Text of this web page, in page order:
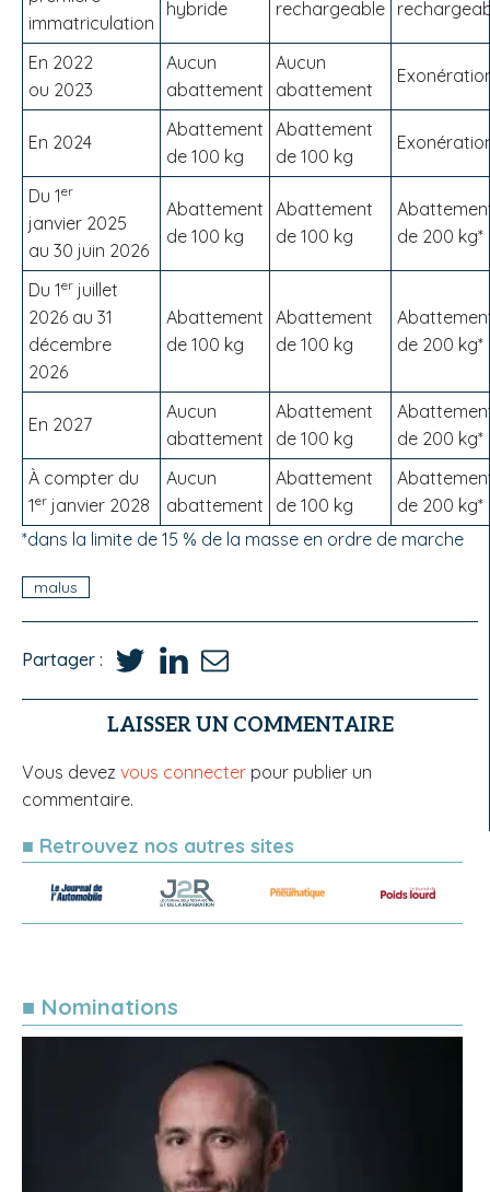
immatriculation
hybride rechargeable
En 2022
ou 2023
Aucun
abattement
Aucun
abattement
En 2024
Abattement
de 100 kg
Abattement
de 100 kg
Du 1er
janvier 2025
au 30 juin 2026
Abattement
de 100 kg
Abattement
de 100 kg
de 200 kg*
Du 1er juillet
2026 au 31
décembre
2026
Abattement
de 100 kg
Abattement
de 100 kg
de 200 kg*
En 2027
Aucun
abattement
Abattement
de 100 kg
de 200 kg*
À compter du
1er janvier 2028
Aucun
abattement
Abattement
de 100 kg
de 200 kg*
*dans la limite de 15 % de la masse en ordre de marche
malus
Partager :
LAISSER UN COMMENTAIRE
Vous devez vous connecter pour publier un
commentaire.
■ Retrouvez nos autres sites
■ Nominations